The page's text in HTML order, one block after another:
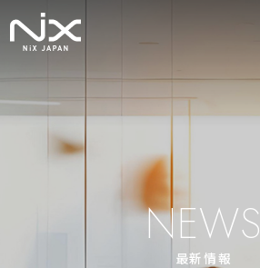
NEWS
最新情報